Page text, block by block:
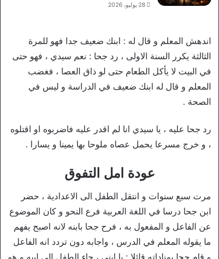
28 يوليو، 2026
اندهش المعلم و قال له : ابنك ضعيف جدا فهو للمرة
الثالثة يكرر السنة الاولى ، رد جحا : نعم سيدي ، فهو حتى
في البيت لا يأكل الطعام حتى لو ذاق العصا ، فغضب
المعلم و قال له ابنك ضعيف في الدراسة و ليس في
الصحة .
رد جحا عليه ، يا سيدي انا لم اقدر عليه فاضربوه او اقتلوه
، و خرج مسرعا يحمل عصاه ملوحا بها يمينا و يسارا .
عودة امل التفوق
مرت سبع سنوات و انتقل الطفل الى الاعدادية ، حضر
ابن جحا درسا في اللغة العربية فرع النحو و كان الموضوع
عن الفاعل و المفعول به ، فرح جحا بابنه لانه اصبح يفهم
ما يقوله المعلم في الدرس ، واجابه دون تردد انه الفاعل
و قام جحا بمناداته قائلا : يا ابني ، جاء الطفل الى اببه و هو